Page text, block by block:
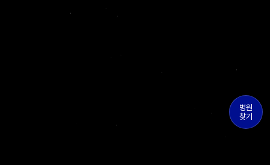
병원
찾기